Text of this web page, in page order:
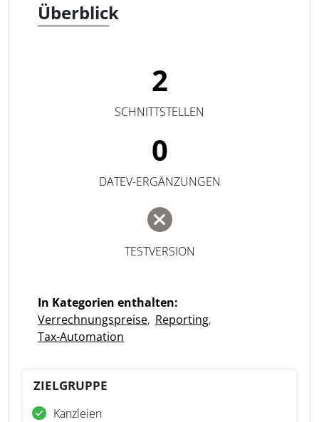
Überblick
2
SCHNITTSTELLEN
0
DATEV-ERGÄNZUNGEN
TESTVERSION
In Kategorien enthalten:
Verrechnungspreise, Reporting,
Tax-Automation
ZIELGRUPPE
Kanzleien